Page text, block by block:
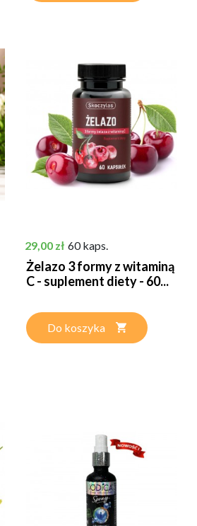
Cena
29,00 zł 60 kaps.
Żelazo 3 formy z witaminą
C - suplement diety - 60...
Do koszyka